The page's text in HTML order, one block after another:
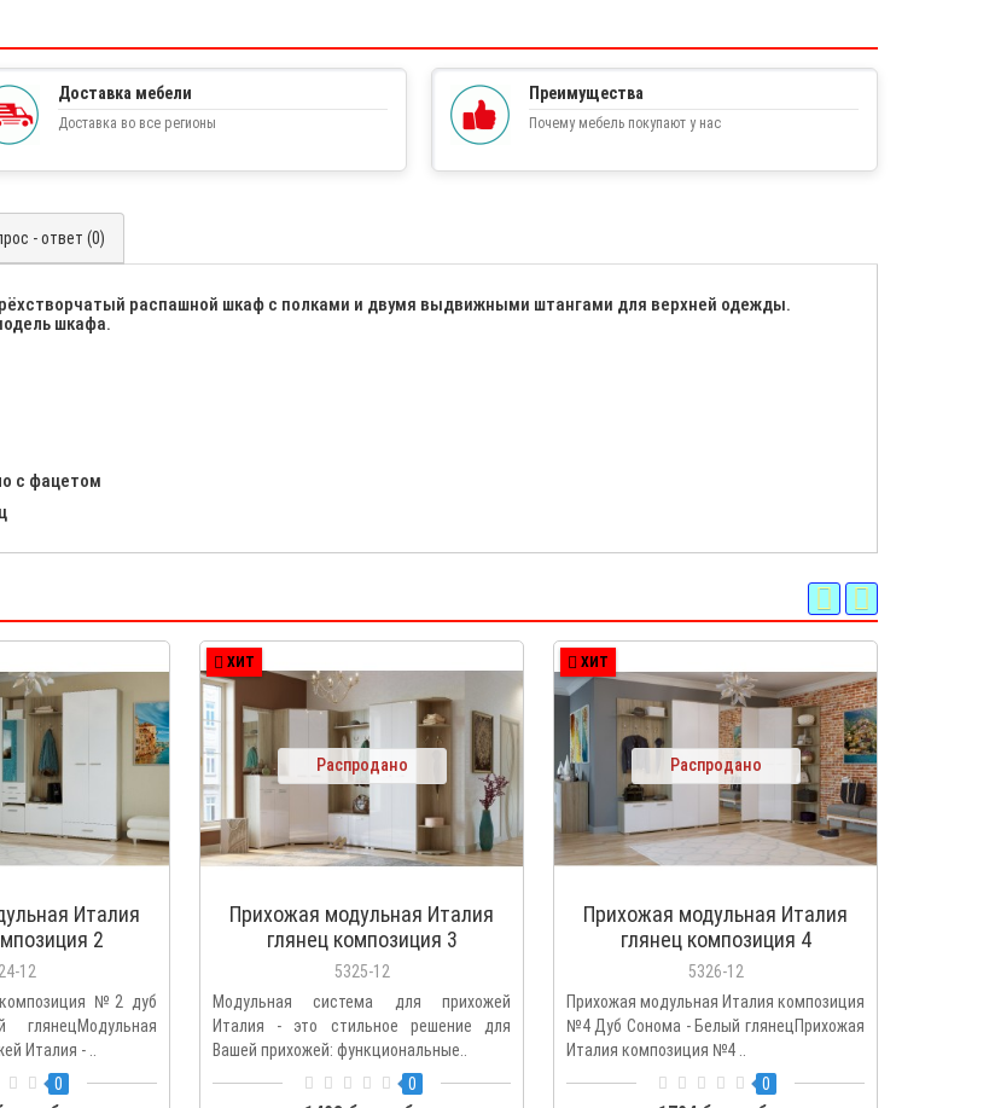
Доставка мебели
Доставка во все регионы
Преимущества
Почему мебель покупают у нас
- ответ (0)
распашной шкаф с полками и двумя выдвижными штангами для верхней одежды.
шкафа.
с фацетом
Италия
2
12
№2 дуб
Италия - ..
0
ХИТ
Распродано
Прихожая модульная Италия
глянец композиция 3
5325-12
Модульная система для прихожей
Италия - это стильное решение для
Вашей прихожей: функциональные..
0
ХИТ
Распродано
Прихожая модульная Италия
глянец композиция 4
5326-12
Прихожая модульная Италия композиция
№4 Дуб Сонома - Белый глянецПрихожая
Италия композиция №4 ..
0